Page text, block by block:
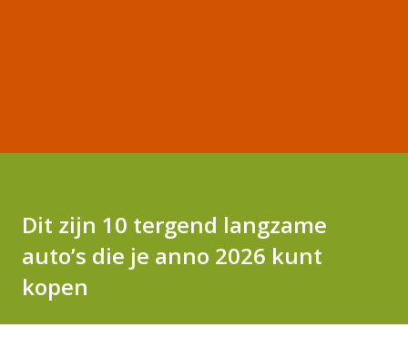
Dit zijn 10 tergend langzame
auto’s die je anno 2026 kunt
kopen